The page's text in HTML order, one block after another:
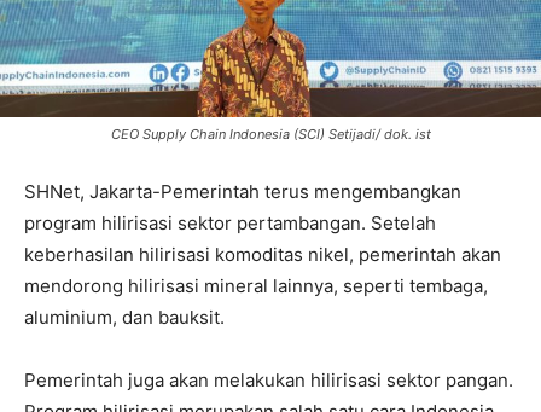
CEO Supply Chain Indonesia (SCI) Setijadi/ dok. ist
SHNet, Jakarta-Pemerintah terus mengembangkan
program hilirisasi sektor pertambangan. Setelah
keberhasilan hilirisasi komoditas nikel, pemerintah akan
mendorong hilirisasi mineral lainnya, seperti tembaga,
aluminium, dan bauksit.
Pemerintah juga akan melakukan hilirisasi sektor pangan.